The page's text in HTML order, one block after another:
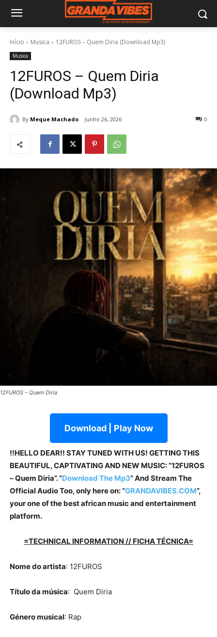
Início Musica 12FUROS – Quem Diria (Download Mp3)
Musica
12FUROS – Quem Diria
(Download Mp3)
By Meque Machado Junho 26, 2026 0
12FUROS – Quem Diria
Download | Play Now
!!HELLO DEAR!! STAY TUNED WITH US! GETTING THIS
BEAUTIFUL, CAPTIVATING AND NEW MUSIC: “12FUROS
– Quem Diria”. “Download The Mp3” And Stream The
Official Audio Too, only here on: “GRANDAVIBES.COM”,
your one of the best african music and entertainment
platform.
=TECHNICAL INFORMATION // FICHA TÉCNICA=
Nome do artista: 12FUROS
Título da música: Quem Diria
Género musical: Rap